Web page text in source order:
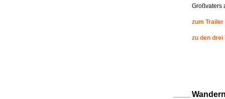
Großvaters
zum Trailer
zu den